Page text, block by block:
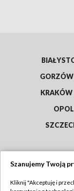
KRAKÓW
Szanujemy Twoją
Kliknij "Akceptuję i